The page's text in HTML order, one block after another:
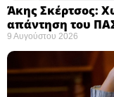
Άκης Σκέρτσος:
απάντηση του
9 Αυγούστου 2026